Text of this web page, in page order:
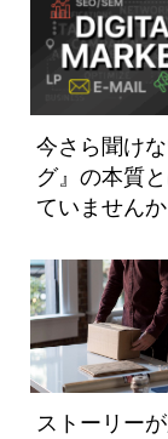
今さら聞け
グ』の本質
ていませんか
ストーリー